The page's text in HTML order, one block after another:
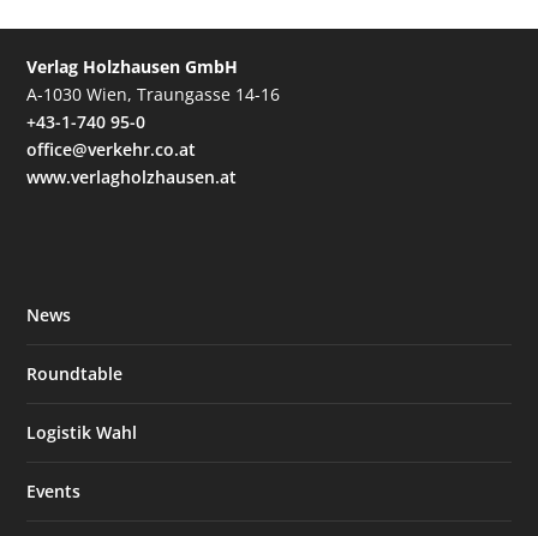
Verlag Holzhausen GmbH
A-1030 Wien, Traungasse 14-16
+43-1-740 95-0
office@verkehr.co.at
www.verlagholzhausen.at
News
Roundtable
Logistik Wahl
Events